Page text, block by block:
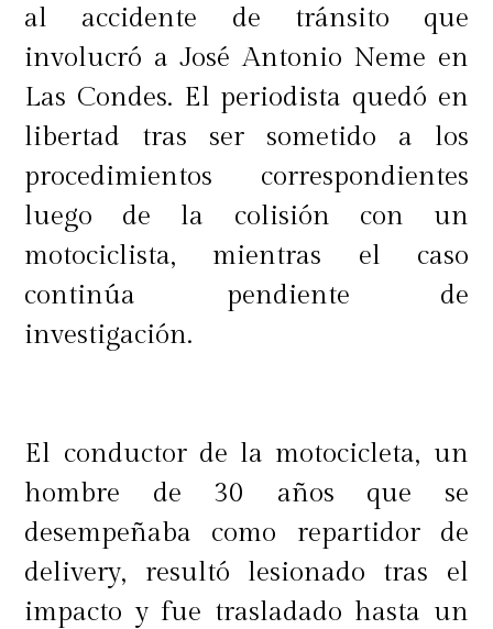
al accidente de tránsito que
involucró a José Antonio Neme en
Las Condes. El periodista quedó en
libertad tras ser sometido a los
procedimientos correspondientes
luego de la colisión con un
motociclista, mientras el caso
continúa pendiente de
investigación.
El conductor de la motocicleta, un
hombre de 30 años que se
desempeñaba como repartidor de
delivery, resultó lesionado tras el
impacto y fue trasladado hasta un